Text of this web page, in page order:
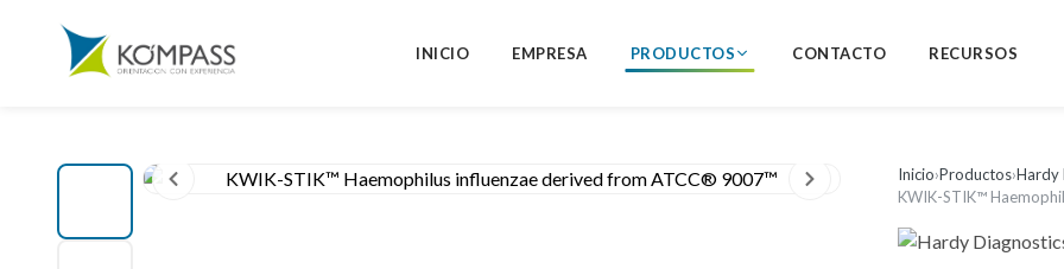
INICIO EMPRESA PRODUCTOS CONTACTO RECURSOS
Inicio›Productos›Hardy
KWIK-STIK™